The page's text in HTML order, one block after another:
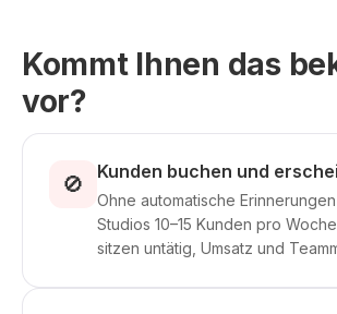
Kommt Ihnen das
vor?
🚫 Kunden buchen und
Ohne automatische
Studios 10–15 Kunden pro
sitzen untätig, Umsatz und